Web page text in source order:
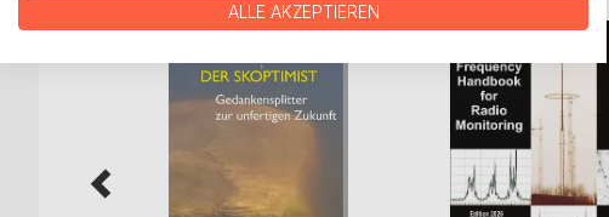
ALLE AKZEPTIEREN